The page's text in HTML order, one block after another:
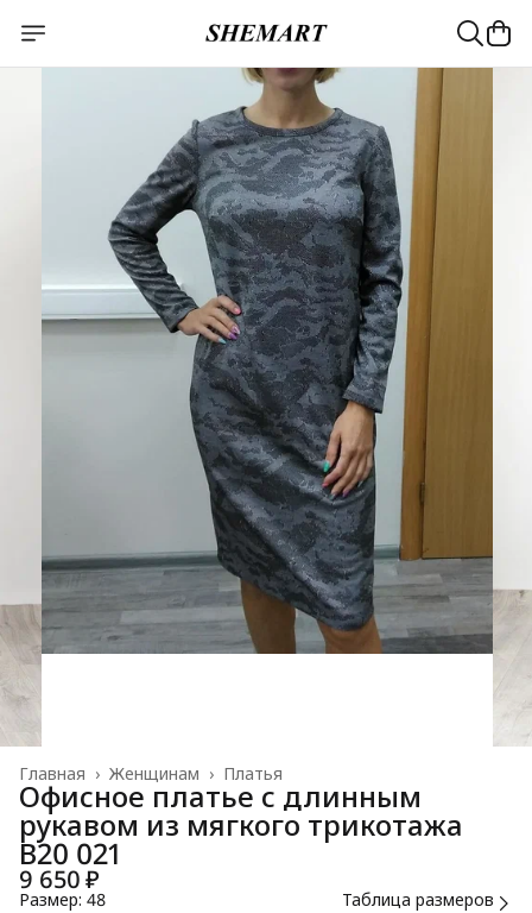
Платья
Женщинам ›
Главная ›
Офисное платье с длинным
рукавом из мягкого трикотажа
B20 021
9 650 ₽
Размер: 48
Таблица размеров